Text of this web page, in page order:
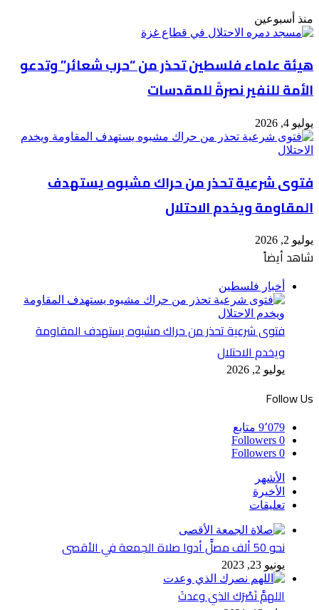
منذ أسبوعين
هيئة علماء فلسطين تحذر من “حرب شعائر” وتدعو
الأمة للنفير نصرةً للمقدسات
يوليو 4, 2026
فتوى شرعية تحذر من حراك مشبوه يستهدف
المقاومة ويخدم الاحتلال
يوليو 2, 2026
شاهد أيضاً
أخبار فلسطين
فتوى شرعية تحذر من حراك مشبوه يستهدف المقاومة
ويخدم الاحتلال
يوليو 2, 2026
Follow Us
9٬079 متابع
0
Followers
0
Followers
الأشهر
الأخيرة
تعليقات
نحو 50 ألف مصلٍّ أدوا صلاة الجمعة في الأقصى
يونيو 23, 2023
اللهمَّ نَصْرَك الذي وعدتَ